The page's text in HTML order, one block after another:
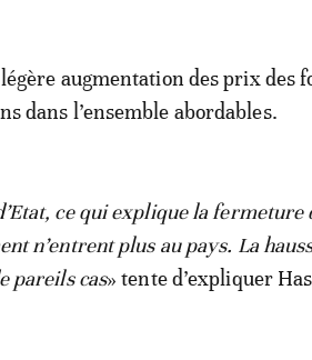
augmentation des prix des
dans l’ensemble abordables.
ce qui explique la
n’entrent plus au pays. La
pareils cas» tente d’expliquer